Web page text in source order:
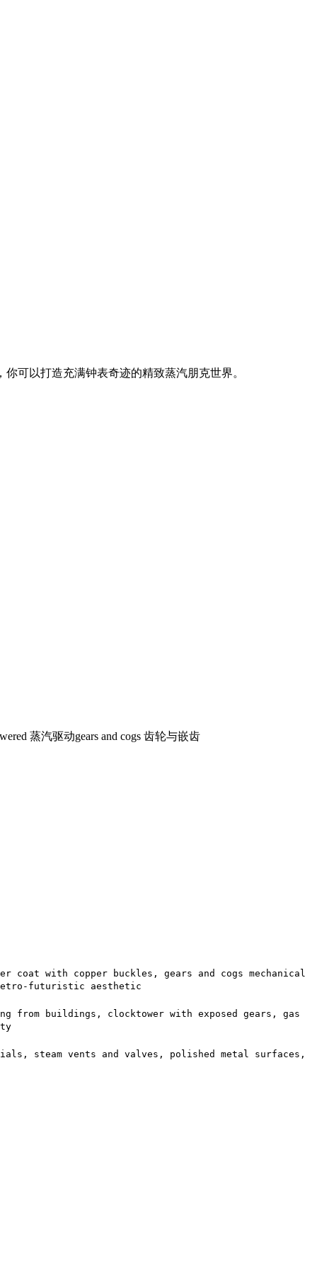
可以打造充满钟表奇迹的精致蒸汽朋克世界。
蒸汽驱动gears and cogs 齿轮与嵌齿
with copper buckles, gears and cogs mechanical
retro-futuristic aesthetic
from buildings, clocktower with exposed gears, gas
steam vents and valves, polished metal surfaces,